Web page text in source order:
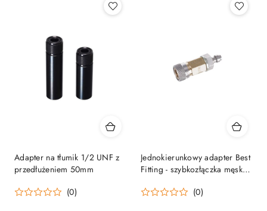
Adapter na tłumik 1/2 UNF z
przedłużeniem 50mm
(0)
Jednokierunkowy adapter Best
Fitting - szybkozłączka męska/
(0)